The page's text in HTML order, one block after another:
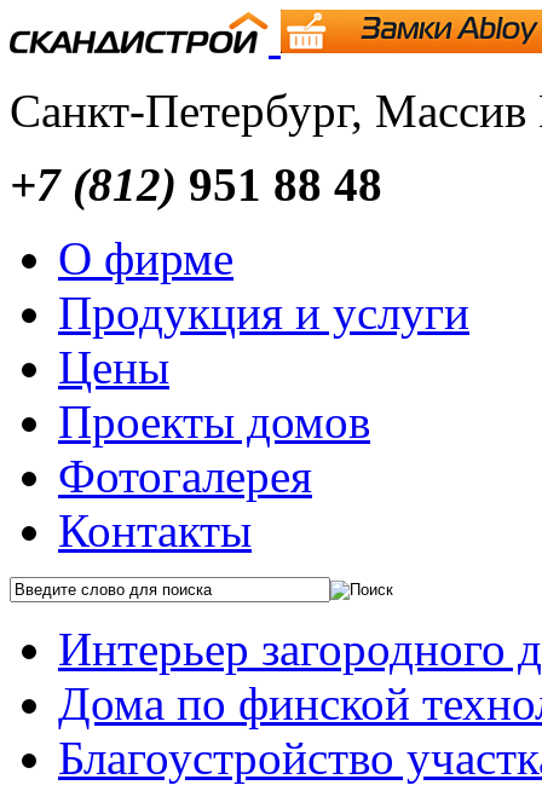
Санкт-Петербург,
+7 (812) 951 88 48
О фирме
Продукция и услуги
Цены
Проекты домов
Фотогалерея
Контакты
Интерьер загородного
Дома по финской
Благоустройство